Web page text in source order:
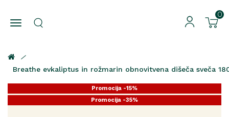
0
Breathe evkaliptus in rožmarin obnovitvena dišeča sveča
Promocija -15%
Promocija -25%
Promocija -35%